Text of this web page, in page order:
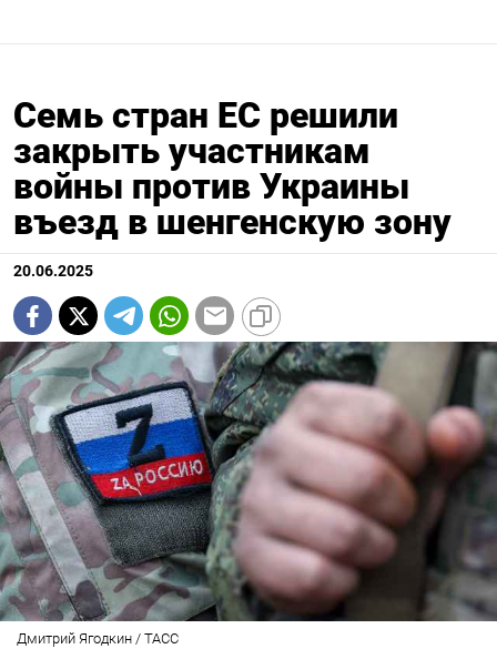
Семь стран ЕС решили
закрыть участникам
войны против Украины
въезд в шенгенскую зону
20.06.2025
Дмитрий Ягодкин / ТАСС